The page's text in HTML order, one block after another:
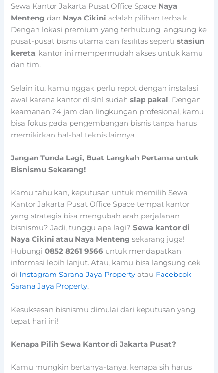
Sewa Kantor Jakarta Pusat Office Space Naya
Menteng dan Naya Cikini adalah pilihan terbaik.
Dengan lokasi premium yang terhubung langsung ke
pusat-pusat bisnis utama dan fasilitas sepertistasiun
kereta, kantor ini mempermudah akses untuk kamu
dan tim.
Selain itu, kamu nggak perlu repot dengan instalasi
awal karena kantor di sini sudahsiap pakai. Dengan
keamanan 24 jam dan lingkungan profesional, kamu
bisa fokus pada pengembangan bisnis tanpa harus
memikirkan hal-hal teknis lainnya.
Jangan Tunda Lagi, Buat Langkah Pertama untuk
Bisnismu Sekarang!
Kamu tahu kan, keputusan untuk memilih Sewa
Kantor Jakarta Pusat Office Space tempat kantor
yang strategis bisa mengubah arah perjalanan
bisnismu? Jadi, tunggu apa lagi?Sewa kantor di
Naya Cikini atau Naya Menteng sekarang juga!
Hubungi0852 8261 9566 untuk mendapatkan
informasi lebih lanjut. Atau, kamu bisa langsung cek
di Instagram Sarana Jaya Property atau Facebook
Sarana Jaya Property.
Kesuksesan bisnismu dimulai dari keputusan yang
tepat hari ini!
Kenapa Pilih Sewa Kantor di Jakarta Pusat?
Kamu mungkin bertanya-tanya, kenapa sih harus